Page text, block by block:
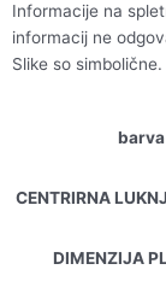
Informacije na
informacij ne
Slike so simbolične.
barva
CENTRIRNA
DIMENZIJA